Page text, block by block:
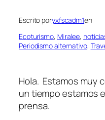
Escrito poryxfscadm1en
Ecoturismo, Miralee,
Periodismo alternativo,
Hola. Estamos muy
un tiempo estamos
prensa.